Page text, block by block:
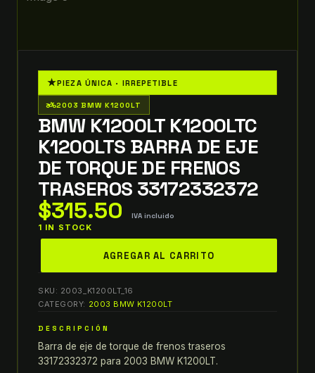
★PIEZA ÚNICA · IRREPETIBLE
two_wheeler2003 BMW K1200LT
BMW K1200LT K1200LTC
K1200LTS BARRA DE EJE
DE TORQUE DE FRENOS
TRASEROS 33172332372
$315.50 IVA incluido
1 IN STOCK
K1200LTS
DE
EJE
DE
AGREGAR AL CARRITO
SKU: 2003_K1200LT_16
CATEGORY: 2003 BMW K1200LT
DESCRIPCIÓN
Barra de eje de torque de frenos traseros
33172332372 para 2003 BMW K1200LT.